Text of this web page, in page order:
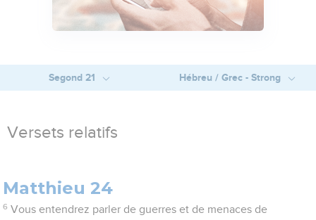
Segond 21 Hébreu / Grec - Strong
Versets relatifs
Matthieu 24
6 Vous entendrez parler de guerres et de menaces de